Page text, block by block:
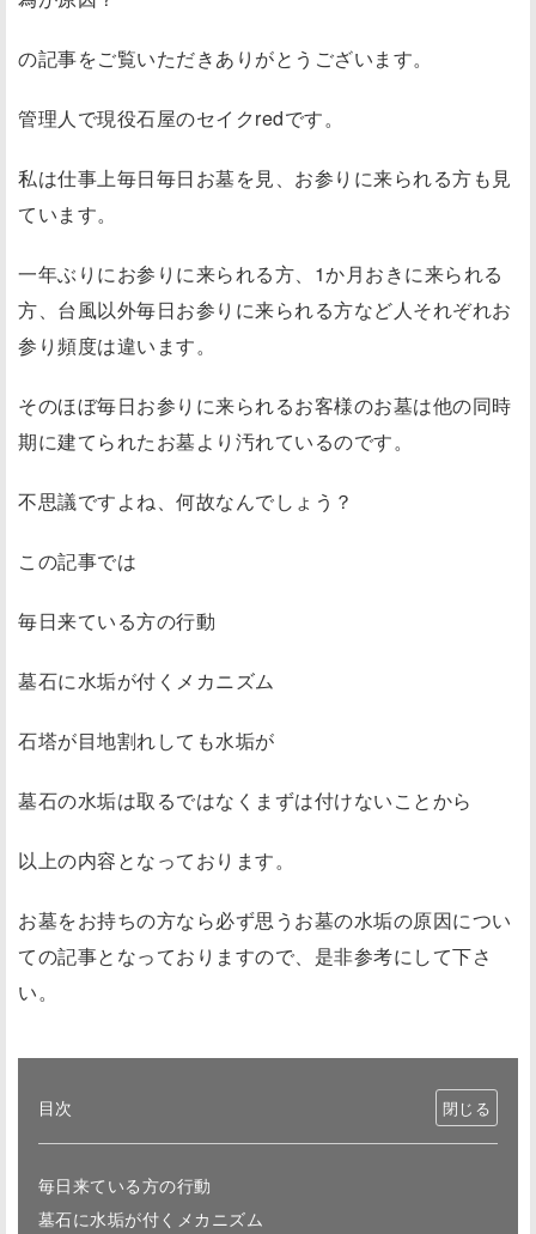
の記事をご覧いただきありがとうございます。
管理人で現役石屋のセイクredです。
私は仕事上毎日毎日お墓を見、お参りに来られる方も見
ています。
一年ぶりにお参りに来られる方、1か月おきに来られる
方、台風以外毎日お参りに来られる方など人それぞれお
参り頻度は違います。
そのほぼ毎日お参りに来られるお客様のお墓は他の同時
期に建てられたお墓より汚れているのです。
不思議ですよね、何故なんでしょう？
この記事では
毎日来ている方の行動
墓石に水垢が付くメカニズム
石塔が目地割れしても水垢が
墓石の水垢は取るではなくまずは付けないことから
以上の内容となっております。
お墓をお持ちの方なら必ず思うお墓の水垢の原因につい
ての記事となっておりますので、是非参考にして下さ
い。
目次
毎日来ている方の行動
墓石に水垢が付くメカニズム